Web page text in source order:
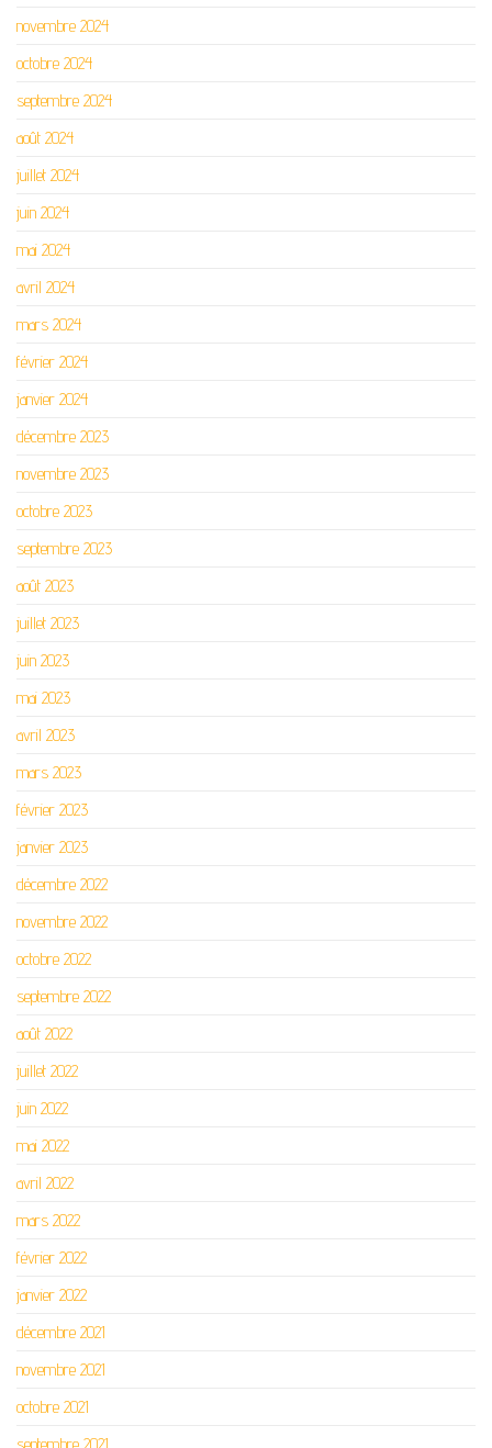
novembre 2024
octobre 2024
septembre 2024
août 2024
juillet 2024
juin 2024
mai 2024
avril 2024
mars 2024
février 2024
janvier 2024
décembre 2023
novembre 2023
octobre 2023
septembre 2023
août 2023
juillet 2023
juin 2023
mai 2023
avril 2023
mars 2023
février 2023
janvier 2023
décembre 2022
novembre 2022
octobre 2022
septembre 2022
août 2022
juillet 2022
juin 2022
mai 2022
avril 2022
mars 2022
février 2022
janvier 2022
décembre 2021
novembre 2021
octobre 2021